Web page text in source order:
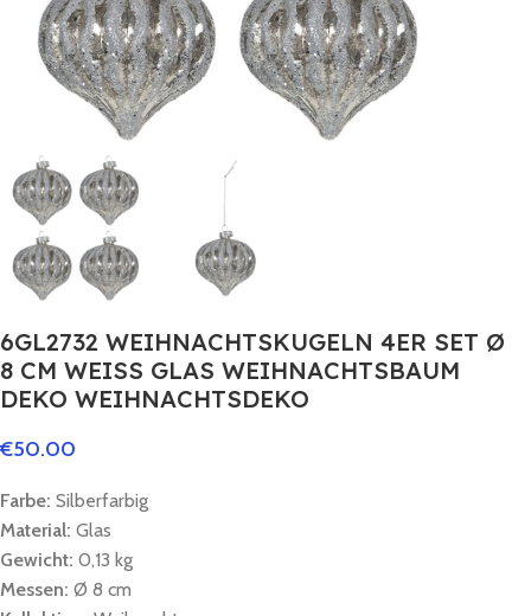
6GL2732 WEIHNACHTSKUGELN 4ER SET Ø
8 CM WEISS GLAS WEIHNACHTSBAUM
DEKO WEIHNACHTSDEKO
€50.00
Farbe: Silberfarbig
Material: Glas
Gewicht: 0,13 kg
Messen: Ø 8 cm